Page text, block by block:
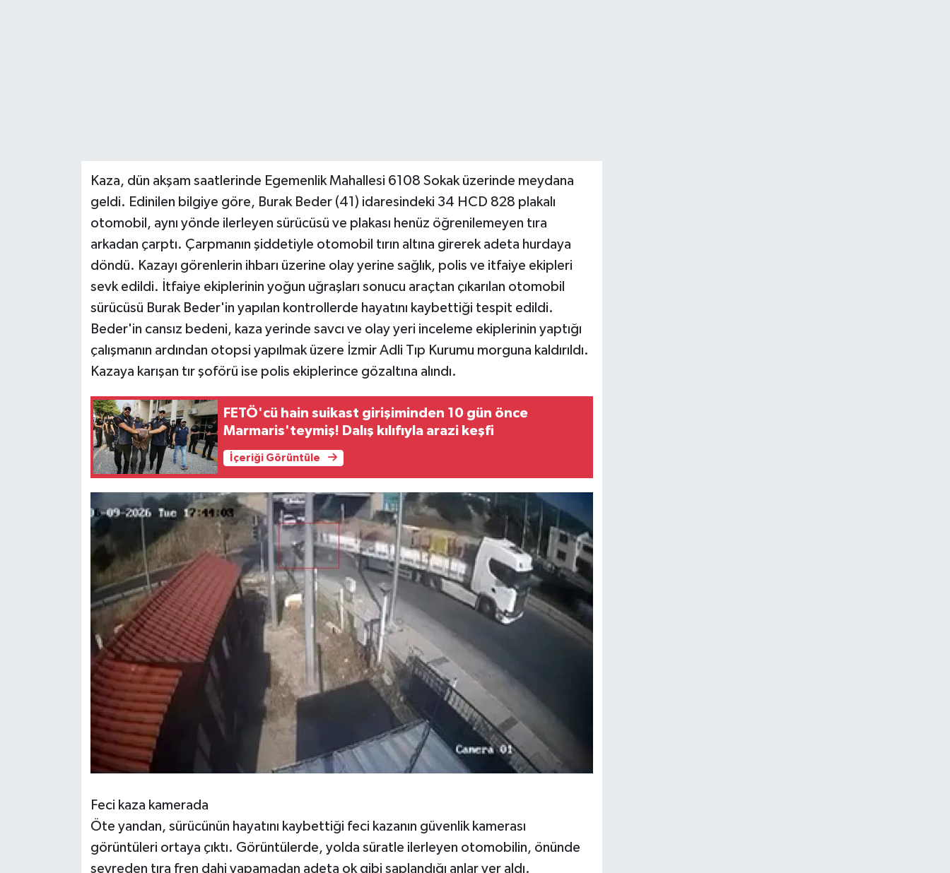
Kaza, dün akşam saatlerinde Egemenlik Mahallesi 6108 Sokak üzerinde meydana
geldi. Edinilen bilgiye göre, Burak Beder (41) idaresindeki 34 HCD 828 plakalı
otomobil, aynı yönde ilerleyen sürücüsü ve plakası henüz öğrenilemeyen tıra
arkadan çarptı. Çarpmanın şiddetiyle otomobil tırın altına girerek adeta hurdaya
döndü. Kazayı görenlerin ihbarı üzerine olay yerine sağlık, polis ve itfaiye ekipleri
sevk edildi. İtfaiye ekiplerinin yoğun uğraşları sonucu araçtan çıkarılan otomobil
sürücüsü Burak Beder'in yapılan kontrollerde hayatını kaybettiği tespit edildi.
Beder'in cansız bedeni, kaza yerinde savcı ve olay yeri inceleme ekiplerinin yaptığı
çalışmanın ardından otopsi yapılmak üzere İzmir Adli Tıp Kurumu morguna kaldırıldı.
Kazaya karışan tır şoförü ise polis ekiplerince gözaltına alındı.
FETÖ'cü hain suikast girişiminden 10 gün önce
Marmaris'teymiş! Dalış kılıfıyla arazi keşfi
İçeriği Görüntüle
Feci kaza kamerada
Öte yandan, sürücünün hayatını kaybettiği feci kazanın güvenlik kamerası
görüntüleri ortaya çıktı. Görüntülerde, yolda süratle ilerleyen otomobilin, önünde
seyreden tıra fren dahi yapamadan adeta ok gibi saplandığı anlar yer aldı.